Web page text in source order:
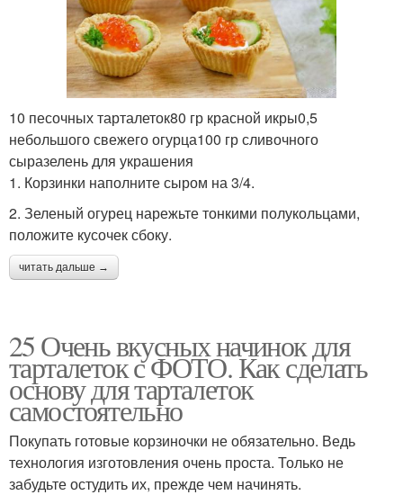
10 песочных тарталеток80 гр красной икры0,5
небольшого свежего огурца100 гр сливочного
сыразелень для украшения
1. Корзинки наполните сыром на 3/4.
2. Зеленый огурец нарежьте тонкими полукольцами,
положите кусочек сбоку.
читать дальше →
25 Очень вкусных начинок для
тарталеток с ФОТО. Как сделать
основу для тарталеток
самостоятельно
Покупать готовые корзиночки не обязательно. Ведь
технология изготовления очень проста. Только не
забудьте остудить их, прежде чем начинять.